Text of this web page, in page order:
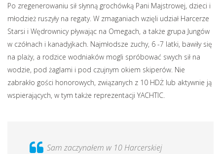
Po zregenerowaniu sił słynną grochówką Pani Majstrowej, dzieci i
młodzież ruszyły na regaty. W zmaganiach wzięli udział Harcerze
Starsi i Wędrownicy pływając na Omegach, a także grupa Jungów
w czółnach i kanadyjkach. Najmłodsze zuchy, 6 -7 latki, bawiły się
na plaży, a rodzice wodniaków mogli spróbować swych sił na
wodzie, pod żaglami i pod czujnym okiem skiperów. Nie
zabrakło gości honorowych, związanych z 10 HDŻ lub aktywnie ją
wspierających, w tym także reprezentacji YACHTIC.
Sam zaczynałem w 10 Harcerskiej